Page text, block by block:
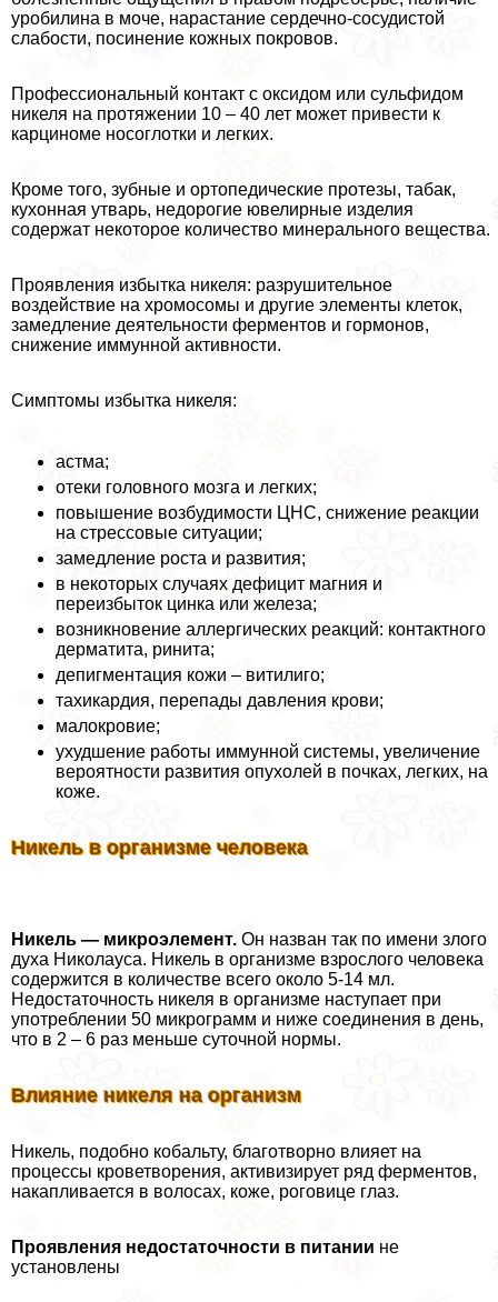
уробилина в моче, нарастание сердечно-сосудистой
слабости, посинение кожных покровов.
Профессиональный контакт с оксидом или сульфидом
никеля на протяжении 10 – 40 лет может привести к
карциноме носоглотки и легких.
Кроме того, зубные и ортопедические протезы, табак,
кухонная утварь, недорогие ювелирные изделия
содержат некоторое количество минерального вещества.
Проявления избытка никеля: разрушительное
воздействие на хромосомы и другие элементы клеток,
замедление деятельности ферментов и гормонов,
снижение иммунной активности.
Симптомы избытка никеля:
астма;
отеки головного мозга и легких;
повышение возбудимости ЦНС, снижение реакции
на стрессовые ситуации;
замедление роста и развития;
в некоторых случаях дефицит магния и
переизбыток цинка или железа;
возникновение аллергических реакций: контактного
дерматита, ринита;
депигментация кожи – витилиго;
тахикардия, перепады давления крови;
малокровие;
ухудшение работы иммунной системы, увеличение
вероятности развития опухолей в почках, легких, на
коже.
Никель в организме человека
Никель — микроэлемент. Он назван так по имени злого
духа Николауса. Никель в организме взрослого человека
содержится в количестве всего около 5-14 мл.
Недостаточность никеля в организме наступает при
употрeблении 50 микрограмм и ниже соединения в день,
что в 2 – 6 раз меньше суточной нормы.
Влияние никеля на организм
Никель, подобно кобальту, благотворно влияет на
процессы кроветворения, активизирует ряд ферментов,
накапливается в волосах, коже, роговице глаз.
Проявления недостаточности в питании не
установлены